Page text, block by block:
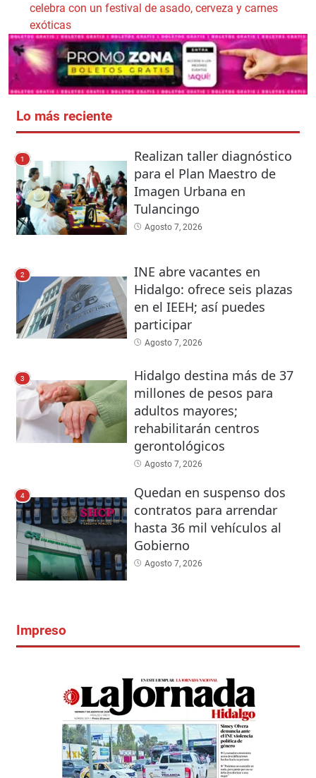
celebra con un festival de asado, cerveza y carnes
exóticas
Lo más reciente
1
Realizan taller diagnóstico
para el Plan Maestro de
Imagen Urbana en
Tulancingo
Agosto 7, 2026
2
INE abre vacantes en
Hidalgo: ofrece seis plazas
en el IEEH; así puedes
participar
Agosto 7, 2026
3
Hidalgo destina más de 37
millones de pesos para
adultos mayores;
rehabilitarán centros
gerontológicos
Agosto 7, 2026
4
Quedan en suspenso dos
contratos para arrendar
hasta 36 mil vehículos al
Gobierno
Agosto 7, 2026
Impreso